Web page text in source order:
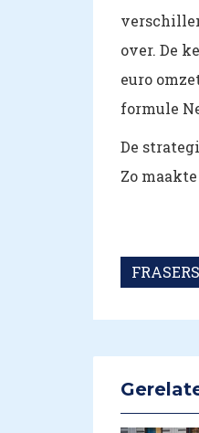
over. De
euro
formule
De
Zo